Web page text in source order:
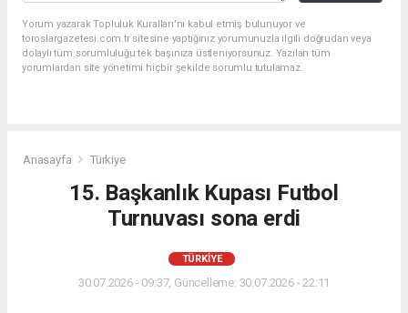
Yorum yazarak Topluluk Kuralları’nı kabul etmiş bulunuyor ve
toroslargazetesi.com.tr sitesine yaptığınız yorumunuzla ilgili doğrudan veya
dolaylı tüm sorumluluğu tek başınıza üstleniyorsunuz. Yazılan tüm
yorumlardan site yönetimi hiçbir şekilde sorumlu tutulamaz.
Anasayfa Türkiye
15. Başkanlık Kupası Futbol
Turnuvası sona erdi
TÜRKIYE
30.07.2026 - 09:37, Güncelleme: 30.07.2026 - 22:11